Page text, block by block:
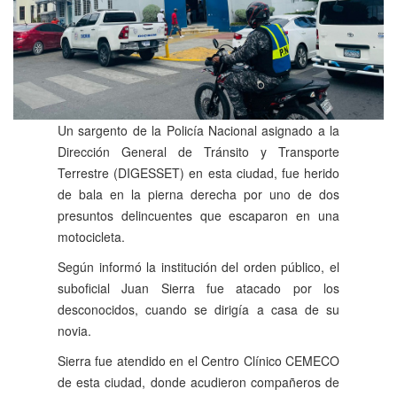
Un sargento de la Policía Nacional asignado a la
Dirección General de Tránsito y Transporte
Terrestre (DIGESSET) en esta ciudad, fue herido
de bala en la pierna derecha por uno de dos
presuntos delincuentes que escaparon en una
motocicleta.
Según informó la institución del orden público, el
suboficial Juan Sierra fue atacado por los
desconocidos, cuando se dirigía a casa de su
novia.
Sierra fue atendido en el Centro Clínico CEMECO
de esta ciudad, donde acudieron compañeros de